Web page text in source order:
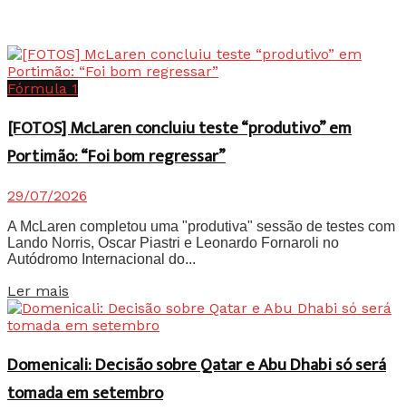
Fórmula 1
[FOTOS] McLaren concluiu teste “produtivo” em
Portimão: “Foi bom regressar”
29/07/2026
A McLaren completou uma "produtiva" sessão de testes com
Lando Norris, Oscar Piastri e Leonardo Fornaroli no
Autódromo Internacional do...
Ler mais
Domenicali: Decisão sobre Qatar e Abu Dhabi só será
tomada em setembro